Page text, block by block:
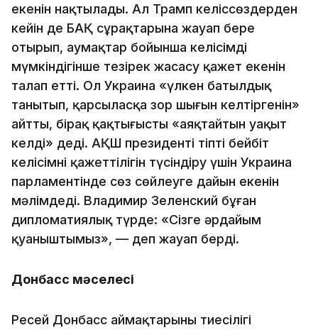
екенін нақтылады. Ал Трамп келіссөздерден
кейін де БАҚ сұрақтарына жауап бере
отырып, аумақтар бойынша келісімді
мүмкіндігінше тезірек жасасу қажет екенін
талап етті. Ол Украина «үлкен батылдық
танытып, қарсыласқа зор шығын келтіргенін»
айтты, бірақ қақтығысты «аяқтайтын уақыт
келді» деді. АҚШ президенті тіпті бейбіт
келісімнің қажеттілігін түсіндіру үшін Украина
парламентінде сөз сөйлеуге дайын екенін
мәлімдеді. Владимир Зеленский бұған
дипломатиялық түрде: «Сізге әрдайым
қуаныштымыз», — деп жауап берді.
Донбасс мәселесі
Ресей Донбасс аймақтарының тиесілігі